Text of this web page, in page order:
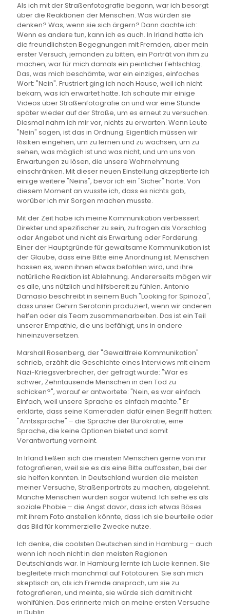
Als ich mit der Straßenfotografie begann, war ich besorgt
über die Reaktionen der Menschen. Was würden sie
denken? Was, wenn sie sich ärgern? Dann dachte ich:
Wenn es andere tun, kann ich es auch. In Irland hatte ich
die freundlichsten Begegnungen mit Fremden, aber mein
erster Versuch, jemanden zu bitten, ein Porträt von ihm zu
machen, war für mich damals ein peinlicher Fehlschlag.
Das, was mich beschämte, war ein einziges, einfaches
Wort: "Nein". Frustriert ging ich nach Hause, weil ich nicht
bekam, was ich erwartet hatte. Ich schaute mir einige
Videos über Straßenfotografie an und war eine Stunde
später wieder auf der Straße, um es erneut zu versuchen.
Diesmal nahm ich mir vor, nichts zu erwarten. Wenn Leute
"Nein" sagen, ist das in Ordnung. Eigentlich müssen wir
Risiken eingehen, um zu lernen und zu wachsen, um zu
sehen, was möglich ist und was nicht, und um uns von
Erwartungen zu lösen, die unsere Wahrnehmung
einschränken. Mit dieser neuen Einstellung akzeptierte ich
einige weitere "Neins", bevor ich ein "Sicher" hörte. Von
diesem Moment an wusste ich, dass es nichts gab,
worüber ich mir Sorgen machen musste.
Mit der Zeit habe ich meine Kommunikation verbessert.
Direkter und spezifischer zu sein, zu fragen als Vorschlag
oder Angebot und nicht als Erwartung oder Forderung.
Einer der Hauptgründe für gewaltsame Kommunikation ist
der Glaube, dass eine Bitte eine Anordnung ist. Menschen
hassen es, wenn ihnen etwas befohlen wird, und ihre
natürliche Reaktion ist Ablehnung. Andererseits mögen wir
es alle, uns nützlich und hilfsbereit zu fühlen. Antonio
Damasio beschreibt in seinem Buch "Looking for Spinoza",
dass unser Gehirn Serotonin produziert, wenn wir anderen
helfen oder als Team zusammenarbeiten. Das ist ein Teil
unserer Empathie, die uns befähigt, uns in andere
hineinzuversetzen.
Marshall Rosenberg, der "Gewaltfreie Kommunikation"
schrieb, erzählt die Geschichte eines Interviews mit einem
Nazi-Kriegsverbrecher, der gefragt wurde: "War es
schwer, Zehntausende Menschen in den Tod zu
schicken?", worauf er antwortete: "Nein, es war einfach.
Einfach, weil unsere Sprache es einfach machte." Er
erklärte, dass seine Kameraden dafür einen Begriff hatten:
"Amtssprache" – die Sprache der Bürokratie, eine
Sprache, die keine Optionen bietet und somit
Verantwortung verneint.
In Irland ließen sich die meisten Menschen gerne von mir
fotografieren, weil sie es als eine Bitte auffassten, bei der
sie helfen konnten. In Deutschland wurden die meisten
meiner Versuche, Straßenporträts zu machen, abgelehnt.
Manche Menschen wurden sogar wütend. Ich sehe es als
soziale Phobie – die Angst davor, dass ich etwas Böses
mit ihrem Foto anstellen könnte, dass ich sie beurteile oder
das Bild für kommerzielle Zwecke nutze.
Ich denke, die coolsten Deutschen sind in Hamburg – auch
wenn ich noch nicht in den meisten Regionen
Deutschlands war. In Hamburg lernte ich Lucie kennen. Sie
begleitete mich manchmal auf Fototouren. Sie sah mich
skeptisch an, als ich Fremde ansprach, um sie zu
fotografieren, und meinte, sie würde sich damit nicht
wohlfühlen. Das erinnerte mich an meine ersten Versuche